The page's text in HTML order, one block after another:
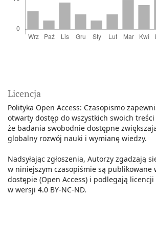
Licencja
Polityka Open Access: Czasopismo
otwarty dostęp do wszystkich swoich
że badania swobodnie dostępne
globalny rozwój nauki i wymianę wiedzy.
Nadsyłając zgłoszenia, Autorzy zgadzają
w niniejszym czasopiśmie są publikowane
dostępie (Open Access) i podlegają licencji
w wersji 4.0 BY-NC-ND.